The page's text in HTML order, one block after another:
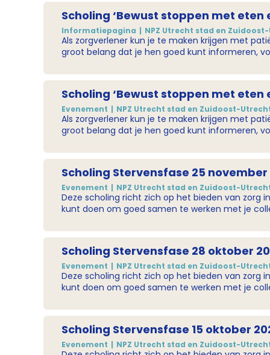
betrokken zijn bij een sterfbed?
Scholing ‘Bewust stoppen met eten
Informatiepagina NPZ Utrecht stad en
Als zorgverlener kun je te maken krijgen met
groot belang dat je hen goed kunt informeren,
Scholing ‘Bewust stoppen met eten
Evenement NPZ Utrecht stad en Zuidoost-
Als zorgverlener kun je te maken krijgen met
groot belang dat je hen goed kunt informeren,
Scholing Stervensfase 25 november
Evenement NPZ Utrecht stad en Zuidoost-
Deze scholing richt zich op het bieden van zorg
kunt doen om goed samen te werken met je collega's rond het sterfbed van een
bij het normale sterven horen? Hoe werk je met
betrokken zijn bij een sterfbed?
Scholing Stervensfase 28 oktober
Evenement NPZ Utrecht stad en Zuidoost-
Deze scholing richt zich op het bieden van zorg
kunt doen om goed samen te werken met je collega's rond het sterfbed van een
bij het normale sterven horen? Hoe werk je met
betrokken zijn bij een sterfbed?
Scholing Stervensfase 15 oktober
Evenement NPZ Utrecht stad en Zuidoost-